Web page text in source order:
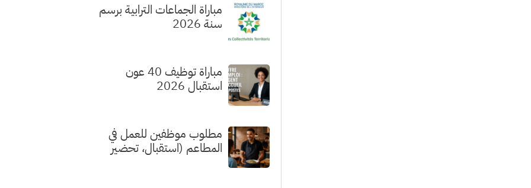
مباراة الجماعات الترابية برسم
سنة 2026
مباراة توظيف 40 عون
استقبال 2026
مطلوب موظفين للعمل في
المطاعم (استقبال، تحضير